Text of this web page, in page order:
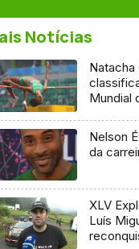
Notícias
Natacha
Mundial
Nelson
da
XLV
Luís